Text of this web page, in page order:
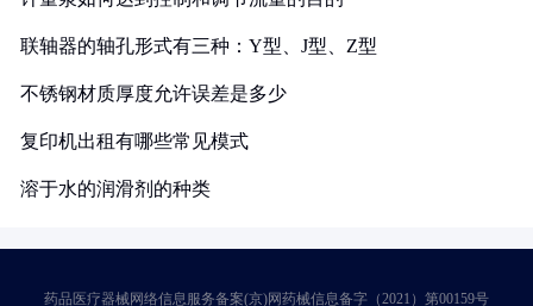
联轴器的轴孔形式有三种：Y型、J型、Z型
不锈钢材质厚度允许误差是多少
复印机出租有哪些常见模式
溶于水的润滑剂的种类
药品医疗器械网络信息服务备案(京)网药械信息备字（2021）第00159号